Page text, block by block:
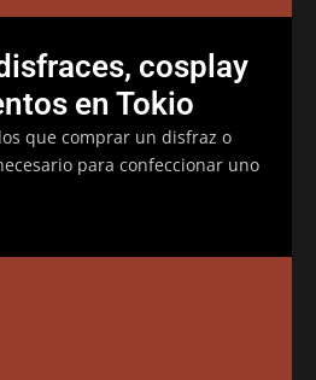
cosplay
en Tokio
que comprar un disfraz o
para confeccionar uno